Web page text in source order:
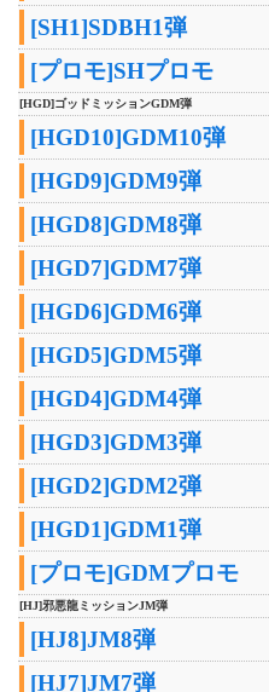
[SH1]SDBH1弾
[プロモ]SHプロモ
[HGD]ゴッドミッションGDM弾
[HGD10]GDM10弾
[HGD9]GDM9弾
[HGD8]GDM8弾
[HGD7]GDM7弾
[HGD6]GDM6弾
[HGD5]GDM5弾
[HGD4]GDM4弾
[HGD3]GDM3弾
[HGD2]GDM2弾
[HGD1]GDM1弾
[プロモ]GDMプロモ
[HJ]邪悪龍ミッションJM弾
[HJ8]JM8弾
[HJ7]JM7弾